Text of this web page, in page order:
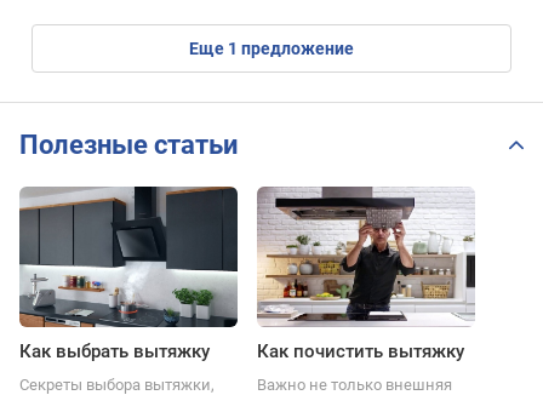
eще 1 предложение
Полезные статьи
Как выбрать вытяжку
Секреты выбора вытяжки,
Как почистить вытяжку
Важно не только внешняя